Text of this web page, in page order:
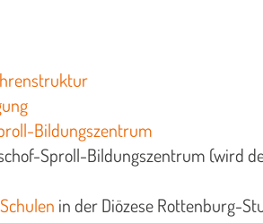
Bildungszentrum
Sproll-Bildungszentrum (wird
in der Diözese Rottenburg-